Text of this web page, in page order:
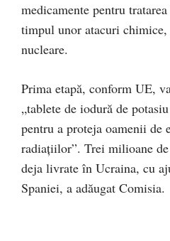
medicamente pentru
timpul unor atacuri
nucleare.
Prima etapă, conform UE,
„tablete de iodură de
pentru a proteja oamenii de
radiaţiilor”. Trei milioane
deja livrate în Ucraina, cu
Spaniei, a adăugat Comisia.